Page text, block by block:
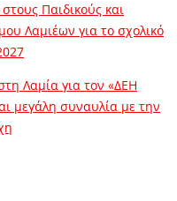
Παιδικούς και
Λαμιέων για το σχολικό
Λαμία για τον «ΔΕΗ
μεγάλη συναυλία με την